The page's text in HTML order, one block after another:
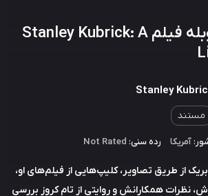
دانلود صوت دوبله فیلم Stanley Kubrick: A
Stanley
آمریکا رده سنی:Not Rated
از طریق تصاویر، کلیپ‌هایی از فیلم‌های او،
همکارانش و روایتی از تام کروز بررسی